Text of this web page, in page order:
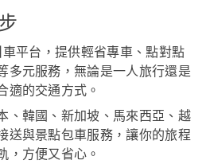
平台，提供輕省專車、點對點
多元服務，無論是一人旅行還是
適的交通方式。
、韓國、新加坡、馬來西亞、越
送與景點包車服務，讓你的旅程
，方便又省心。